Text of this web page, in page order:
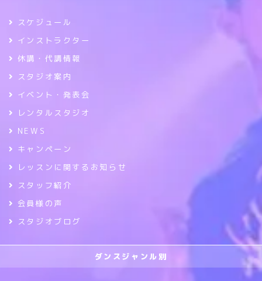
スケジュール
インストラクター
休講・代講情報
スタジオ案内
イベント・発表会
レンタルスタジオ
NEWS
キャンペーン
レッスンに関するお知らせ
スタッフ紹介
会員様の声
スタジオブログ
ダンスジャンル別